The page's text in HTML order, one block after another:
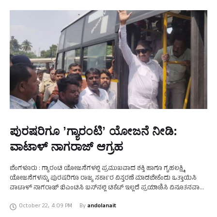
ಪುರಷರಿಗೂ ʼಗ್ಯಾರಂಟಿʼ ಯೋಜನೆ ನೀಡಿ:
ವಾಟಾಳ್ ನಾಗರಾಜ್ ಆಗ್ರಹ
ಬೆಂಗಳೂರು : ಗ್ಯಾರಂಟಿ ಯೋಜನೆಗಳಲ್ಲಿ ಪ್ರಮುಖವಾದ ಶಕ್ತಿ ಹಾಗೂ ಗೃಹಲಕ್ಷ್ಮಿ
ಯೋಜನೆಗಳನ್ನು ಪುರಷರಿಗೂ ರಾಜ್ಯ ಸರ್ಕಾರ ವಿಸ್ತರಣೆ ಮಾಡಬೇಕೆಂದು ಒತ್ತಾಯಿಸಿ
ವಾಟಾಳ್ ನಾಗರಾಜ್ ಬಿಎಂಟಿಸಿ ಬಸ್‍ನಲ್ಲಿ ಟಿಕೆಟ್ ಇಲ್ಲದೆ ಪ್ರಯಾಣಿಸಿ ವಿನೂತನವಾಗಿ
October 22, 4:09 PM By andolanait